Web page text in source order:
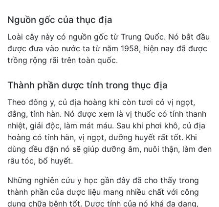
Nguồn gốc của thục địa
Loài cây này có nguồn gốc từ Trung Quốc. Nó bắt đầu
được đưa vào nước ta từ năm 1958, hiện nay đã được
trồng rộng rãi trên toàn quốc.
Thành phần dược tính trong thục địa
Theo đông y, củ địa hoàng khi còn tươi có vị ngọt,
đắng, tính hàn. Nó được xem là vị thuốc có tính thanh
nhiệt, giải độc, làm mát máu. Sau khi phơi khô, củ địa
hoàng có tính hàn, vị ngọt, dưỡng huyết rất tốt. Khi
dùng đều đặn nó sẽ giúp dưỡng âm, nuôi thận, làm đen
râu tóc, bổ huyết.
Những nghiên cứu y học gần đây đã cho thấy trong
thành phần của dược liệu mang nhiều chất với công
dụng chữa bệnh tốt. Dược tính của nó khá đa dạng,